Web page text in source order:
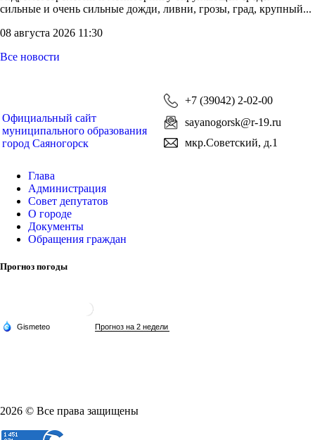
сильные и очень сильные дожди, ливни, грозы, град, крупный...
08 августа 2026 11:30
Все новости
Официальный сайт
муниципального образования
город Саяногорск
+7 (39042) 2-02-00
sayanogorsk@r-19.ru
мкр.Советский, д.1
Глава
Администрация
Совет депутатов
О городе
Документы
Обращения граждан
Прогноз погоды
2026 © Все права защищены